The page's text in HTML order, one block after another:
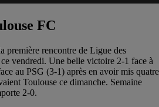
FC
première rencontre de Ligue des
vendredi. Une belle victoire 2-1 face à
au PSG (3-1) après en avoir mis quatre
Toulouse ce dimanche. Semaine
2-0.